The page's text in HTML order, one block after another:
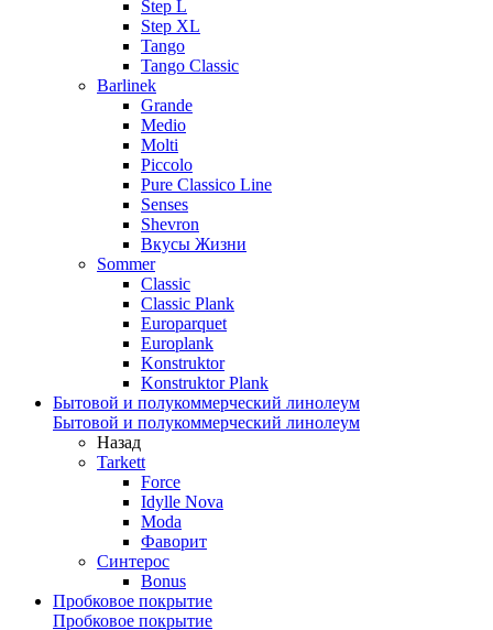
Step L
Step XL
Tango
Tango Classic
Barlinek
Grande
Medio
Molti
Piccolo
Pure Classico Line
Senses
Shevron
Вкусы Жизни
Sommer
Classic
Classic Plank
Europarquet
Europlank
Konstruktor
Konstruktor Plank
Бытовой и полукоммерческий линолеум
Бытовой и полукоммерческий линолеум
Назад
Tarkett
Force
Idylle Nova
Moda
Фаворит
Синтерос
Bonus
Пробковое покрытие
Пробковое покрытие